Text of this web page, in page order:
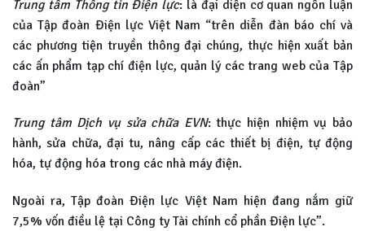
Trung tâm Thông tin Điện lực: là đại diện cơ quan ngôn luận
của Tập đoàn Điện lực Việt Nam “trên diễn đàn báo chí và
các phương tiện truyền thông đại chúng, thực hiện xuất bản
các ấn phẩm tạp chí điện lực, quản lý các trang web của Tập
đoàn”
Trung tâm Dịch vụ sửa chữa EVN: thực hiện nhiệm vụ bảo
hành, sửa chữa, đại tu, nâng cấp các thiết bị điện, tự động
hóa, tự động hóa trong các nhà máy điện.
Ngoài ra, Tập đoàn Điện lực Việt Nam hiện đang nắm giữ
7,5% vốn điều lệ tại Công ty Tài chính cổ phần Điện lực”.